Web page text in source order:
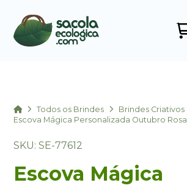
HomeTodos os Brindes
Brindes Criativos
Escova Mágica Personalizada Outubro Rosa
SKU: SE-77612
Escova Mágica